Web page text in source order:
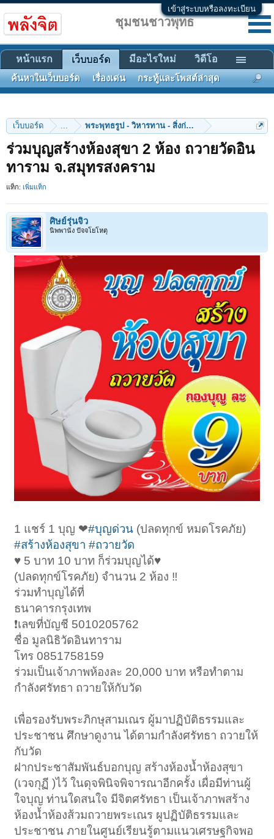
เข้าสู่ระบบหรือลงทะเบียน
เว็บบอร์ด ... พระพุทธรูป - วิหารทาน - สิ่งก่อสร้าง
ร่วมบุญสร้างห้องสุขา 2 ห้อง ถวายวัดอิน
ทาราม จ.สมุทรสงคราม
แท็ก: เพิ่มแท็ก
ศิษย์รุ่นจิ๋ว
นิพพานัง ปัจจโยโหตุ
1 แชร์ 1 บุญ ❤#บุญด่วน (ปลดทุกข์ หมดโรคภัย)
#สร้างห้องสุขา #ถวายวัด
♥️ 5 บาท 10 บาท ก็ร่วมบุญได้♥️
(ปลดทุกข์โรคภัย) จำนวน 2 ห้อง ‼️
ร่วมทำบุญได้ที่
ธนาคารกรุงเทพ️
❗เลขที่บัญชี 5010205762
ชื่อ มูลนิธิวัดอินทาราม
โทร 0851758159
ร่วมเป็นเจ้าภาพห้องละ 20,000 บาท หรือทำตาม
กำลังศรัทธา ถวายให้กับวัด
เพื่อรองรับพระภิกษุสามเณร ผู้มาปฏิบัติธรรมและ
ประชาชน ศึกษาดูงาน ได้ตามกำลังศรัทธา ถวายให้
กับวัด
ฝากประชาสัมพันธ์บอกบุญ สร้างห้องน้ำห้องสุขา
(เวจกุฏี )ไว้ ในดุจพินิจพิจารณาอีกครั้ง เผื่อมีท่านผู้
ใจบุญ ท่านใดสนใจ มีจิตศรัทธา เป็นเจ้าภาพสร้าง
ห้องน้ำห้องส้วมถวายพระเณร ผูปฏิบัติธรรมและ
ประชาชน ภายในศูนย์เรียนรู้ตามแนวเศรษฐกิจพอ
ชุมชนชาวพุทธ
หน้าแรก เว็บบอร์ด
ค้นหาในเว็บบอร์ด เรื่องเด่น กระทู้และโพสต์ล่าสุด
มีอะไรใหม่ วิดีโอ